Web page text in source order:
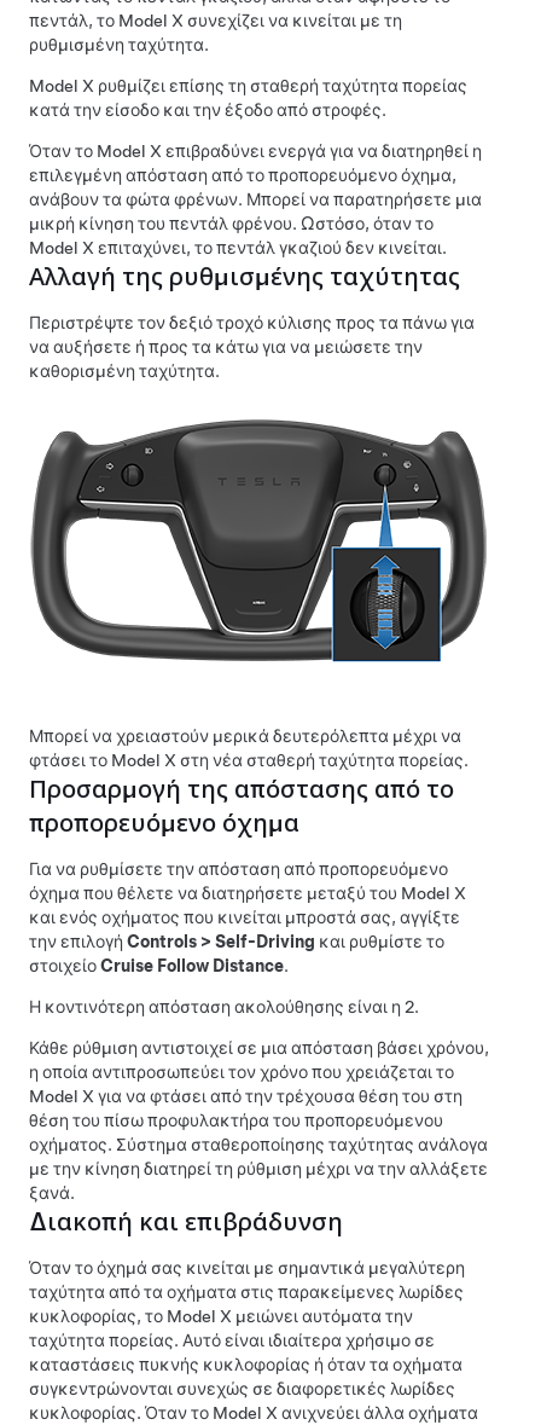
πεντάλ, το Model X συνεχίζει να κινείται με τη
ρυθμισμένη ταχύτητα.
Model X ρυθμίζει επίσης τη σταθερή ταχύτητα πορείας
κατά την είσοδο και την έξοδο από στροφές.
Όταν το Model X επιβραδύνει ενεργά για να διατηρηθεί η
επιλεγμένη απόσταση από το προπορευόμενο όχημα,
ανάβουν τα φώτα φρένων. Μπορεί να παρατηρήσετε μια
μικρή κίνηση του πεντάλ φρένου. Ωστόσο, όταν το
Model X επιταχύνει, το πεντάλ γκαζιού δεν κινείται.
Αλλαγή της ρυθμισμένης ταχύτητας
Περιστρέψτε τον δεξιό τροχό κύλισης προς τα πάνω για
να αυξήσετε ή προς τα κάτω για να μειώσετε την
καθορισμένη ταχύτητα.
Μπορεί να χρειαστούν μερικά δευτερόλεπτα μέχρι να
φτάσει το Model X στη νέα σταθερή ταχύτητα πορείας.
Προσαρμογή της απόστασης από το
προπορευόμενο όχημα
Για να ρυθμίσετε την απόσταση από προπορευόμενο
όχημα που θέλετε να διατηρήσετε μεταξύ του Model X
και ενός οχήματος που κινείται μπροστά σας, αγγίξτε
την επιλογή Controls > Self-Driving και ρυθμίστε το
στοιχείοCruise Follow Distance.
Η κοντινότερη απόσταση ακολούθησης είναι η 2.
Κάθε ρύθμιση αντιστοιχεί σε μια απόσταση βάσει χρόνου,
η οποία αντιπροσωπεύει τον χρόνο που χρειάζεται το
Model X για να φτάσει από την τρέχουσα θέση του στη
θέση του πίσω προφυλακτήρα του προπορευόμενου
οχήματος. Σύστημα σταθεροποίησης ταχύτητας ανάλογα
με την κίνηση διατηρεί τη ρύθμιση μέχρι να την αλλάξετε
ξανά.
Διακοπή και επιβράδυνση
Όταν το όχημά σας κινείται με σημαντικά μεγαλύτερη
ταχύτητα από τα οχήματα στις παρακείμενες λωρίδες
κυκλοφορίας, το Model X μειώνει αυτόματα την
ταχύτητα πορείας. Αυτό είναι ιδιαίτερα χρήσιμο σε
καταστάσεις πυκνής κυκλοφορίας ή όταν τα οχήματα
συγκεντρώνονται συνεχώς σε διαφορετικές λωρίδες
κυκλοφορίας. Όταν το Model X ανιχνεύει άλλα οχήματα